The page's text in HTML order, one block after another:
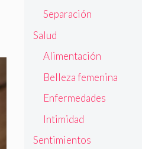
Separación
Salud
Alimentación
Belleza femenina
Enfermedades
Intimidad
Sentimientos